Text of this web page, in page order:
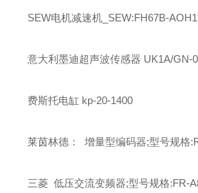
SEW电机减速机_SEW:FH67B-
意大利墨迪超声波传感器 UK1A/GN-
费斯托电缸 kp-20-1400
莱茵林德： 增量型编码器;型号规格
三菱 低压交流变频器;型号规格:FR-